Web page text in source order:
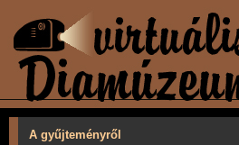
A gyűjteményről